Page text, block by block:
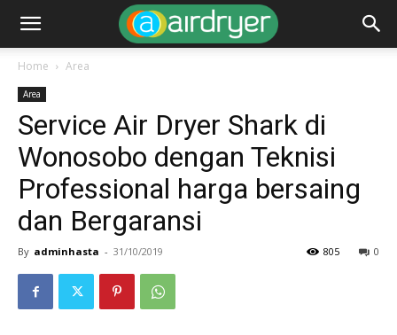
Home Area
Area
Service Air Dryer Shark di
Wonosobo dengan Teknisi
Professional harga bersaing
dan Bergaransi
By adminhasta - 31/10/2019 0
805